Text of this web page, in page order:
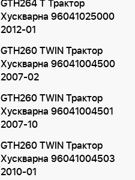
GTH264 T Трактор
Хускварна 96041025000
2012-01
GTH260 TWIN Трактор
Хускварна 96041004500
2007-02
GTH260 TWIN Трактор
Хускварна 96041004501
2007-10
GTH260 TWIN Трактор
Хускварна 96041004503
2010-01